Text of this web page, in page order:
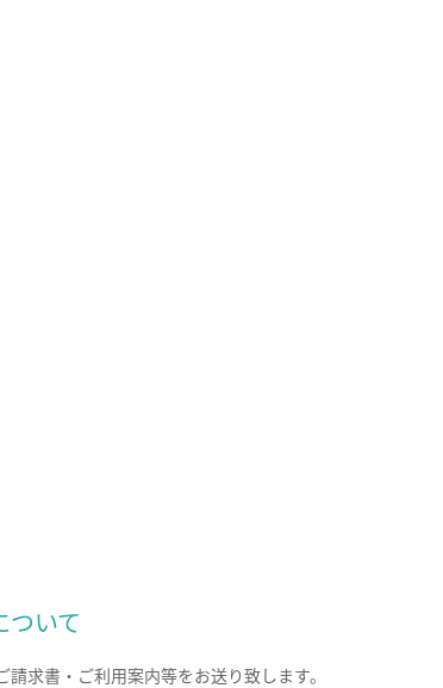
ついて
求書・ご利用案内等をお送り致します。